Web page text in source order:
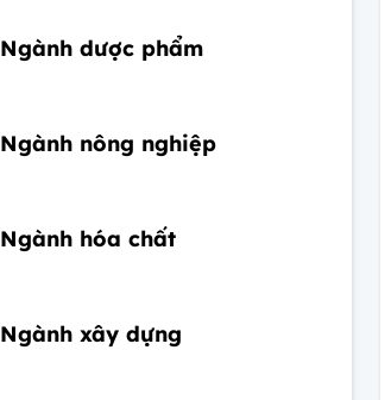
Ngành dược phẩm
Ngành nông nghiệp
Ngành hóa chất
Ngành xây dựng